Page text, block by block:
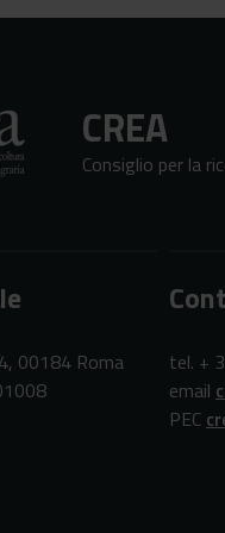
CREA
Consiglio per la
00184 Roma
tel. +
email
PEC